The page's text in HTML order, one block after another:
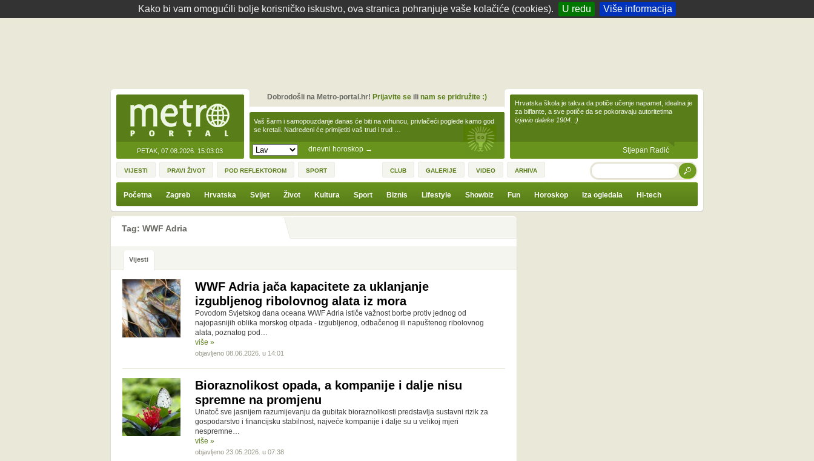
Kako bi vam omogućili bolje korisničko iskustvo, ova stranica pohranjuje vaše kolačiće (cookies). U redu Više informacija
PETAK, 07.08.2026. 15:03:03 dnevni horoskop →
Vaš šarm i samopouzdanje danas će biti na vrhuncu, privlačeći poglede kamo god
se kretali. Nadređeni će primijetiti vaš trud i trud …
Dobrodošli na Metro-portal.hr! Prijavite seili nam se pridružite :)
Hrvatska škola je takva da potiče učenje napamet, idealna je
za biflante, a sve potiče da se pokoravaju autoritetima
izjavio daleke 1904. :)
Stjepan Radić
VIJESTI PRAVI ŽIVOT POD REFLEKTOROM SPORT CLUB GALERIJE VIDEO ARHIVA TRAŽI
Početna Zagreb Hrvatska Svijet Život Kultura Sport Biznis Lifestyle Showbiz Fun Horoskop Iza ogledala Hi-tech
Tag: WWF Adria
Vijesti
WWF Adria jača kapacitete za uklanjanje
izgubljenog ribolovnog alata iz mora
Povodom Svjetskog dana oceana WWF Adria ističe važnost borbe protiv jednog od
najopasnijih oblika morskog otpada - izgubljenog, odbačenog ili napuštenog ribolovnog
alata, poznatog pod…
više »
objavljeno 08.06.2026. u 14:01
Bioraznolikost opada, a kompanije i dalje nisu
spremne na promjenu
Unatoč sve jasnijem razumijevanju da gubitak bioraznolikosti predstavlja sustavni rizik za
gospodarstvo i financijsku stabilnost, najveće kompanije i dalje su u velikoj mjeri
nespremne…
više »
objavljeno 23.05.2026. u 07:38